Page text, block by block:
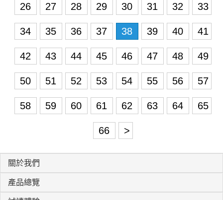
26 27 28 29 30 31 32 33
34 35 36 37 38 39 40 41
42 43 44 45 46 47 48 49
50 51 52 53 54 55 56 57
58 59 60 61 62 63 64 65
66 >
關於我們
產品總覽